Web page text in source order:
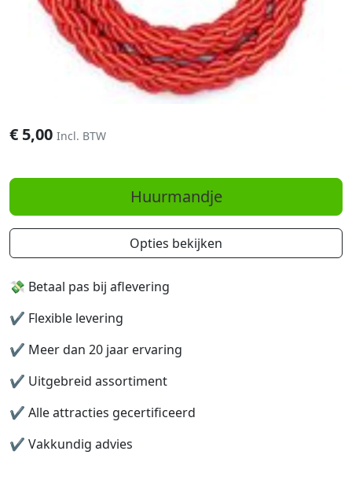
€ 5,00 Incl. BTW
Huurmandje
Opties bekijken
💸 Betaal pas bij aflevering
✔️ Flexible levering
✔️ Meer dan 20 jaar ervaring
✔️ Uitgebreid assortiment
✔️ Alle attracties gecertificeerd
✔️ Vakkundig advies